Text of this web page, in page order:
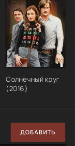
Солнечный круг
(2016)
ДОБАВИТЬ